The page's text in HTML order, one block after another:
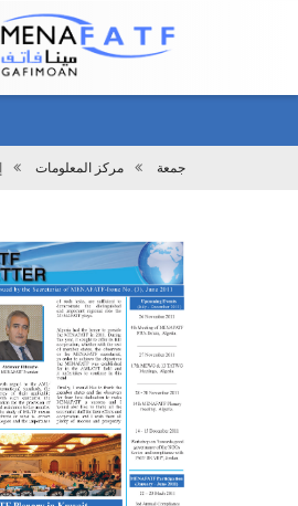
تحميل
جمعة مركز المعلومات